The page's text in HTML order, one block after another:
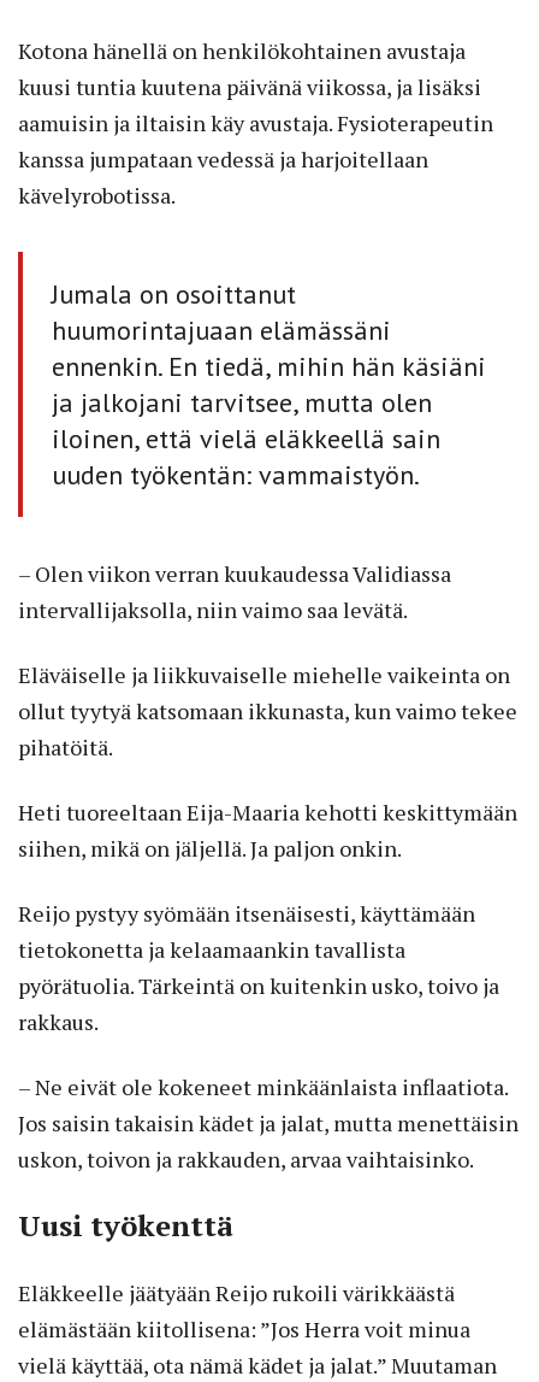
Kotona hänellä on henkilökohtainen avustaja
kuusi tuntia kuutena päivänä viikossa, ja lisäksi
aamuisin ja iltaisin käy avustaja. Fysioterapeutin
kanssa jumpataan vedessä ja harjoitellaan
kävelyrobotissa.
Jumala on osoittanut
huumorintajuaan elämässäni
ennenkin. En tiedä, mihin hän käsiäni
ja jalkojani tarvitsee, mutta olen
iloinen, että vielä eläkkeellä sain
uuden työkentän: vammaistyön.
– Olen viikon verran kuukaudessa Validiassa
intervallijaksolla, niin vaimo saa levätä.
Eläväiselle ja liikkuvaiselle miehelle vaikeinta on
ollut tyytyä katsomaan ikkunasta, kun vaimo tekee
pihatöitä.
Heti tuoreeltaan Eija-Maaria kehotti keskittymään
siihen, mikä on jäljellä. Ja paljon onkin.
Reijo pystyy syömään itsenäisesti, käyttämään
tietokonetta ja kelaamaankin tavallista
pyörätuolia. Tärkeintä on kuitenkin usko, toivo ja
rakkaus.
– Ne eivät ole kokeneet minkäänlaista inflaatiota.
Jos saisin takaisin kädet ja jalat, mutta menettäisin
uskon, toivon ja rakkauden, arvaa vaihtaisinko.
Uusi työkenttä
Eläkkeelle jäätyään Reijo rukoili värikkäästä
elämästään kiitollisena: ”Jos Herra voit minua
vielä käyttää, ota nämä kädet ja jalat.” Muutaman